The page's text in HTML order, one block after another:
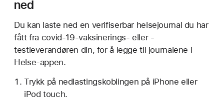
ned
Du kan laste ned en verifiserbar helsejournal du har
fått fra covid-19-vaksinerings- eller -
testleverandøren din, for å legge til journalene i
Helse-appen.
Trykk på nedlastingskoblingen på iPhone eller
iPod touch.